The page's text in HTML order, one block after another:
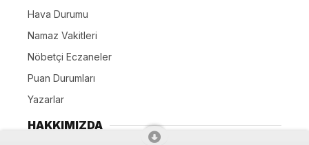
Hava Durumu
Namaz Vakitleri
Nöbetçi Eczaneler
Puan Durumları
Yazarlar
HAKKIMIZDA